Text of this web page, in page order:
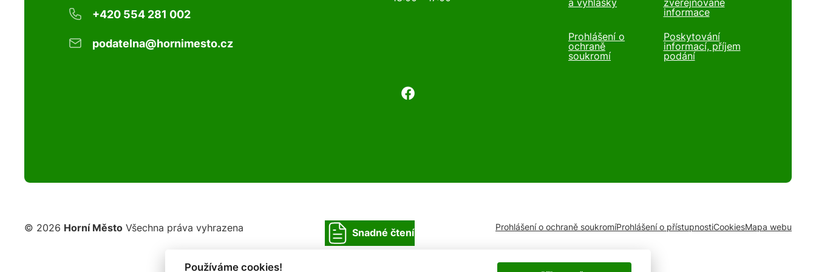
+420 554 281 002
podatelna@hornimesto.cz
a vyhlášky
zveřejňované
informace
Prohlášení o
ochraně
soukromí
Poskytování
informací, příjem
podání
© 2026 Horní Město Všechna práva vyhrazena Snadné čtení Prohlášení o ochraně soukromíProhlášení o přístupnostiCookiesMapa webu
Používáme cookies!